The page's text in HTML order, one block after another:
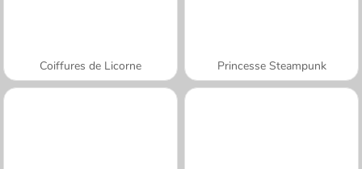
Coiffures de Licorne Princesse Steampunk